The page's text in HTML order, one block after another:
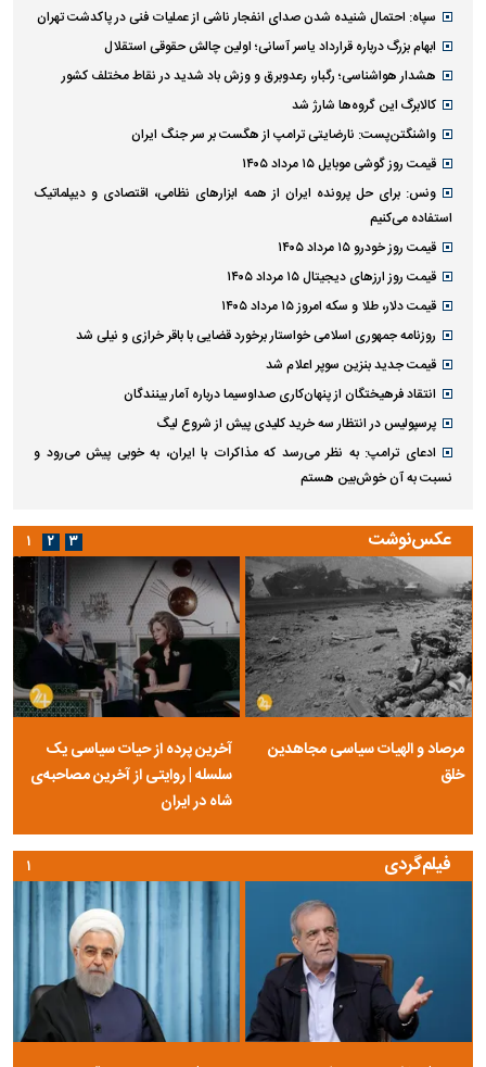
سپاه: احتمال شنیده شدن صدای انفجار ناشی از عملیات فنی در پاکدشت تهران
ابهام بزرگ درباره قرارداد یاسر آسانی؛ اولین چالش حقوقی استقلال
هشدار هواشناسی؛ رگبار، رعدوبرق و وزش باد شدید در نقاط مختلف کشور
کالابرگ این گروه‌ها شارژ شد
واشنگتن‌پست: نارضایتی ترامپ از هگست بر سر جنگ ایران
قیمت روز گوشی موبایل ۱۵ مرداد ۱۴۰۵
ونس: برای حل پرونده ایران از همه ابزارهای نظامی، اقتصادی و دیپلماتیک
استفاده می‌کنیم
قیمت روز خودرو ۱۵ مرداد ۱۴۰۵
قیمت روز ارز‌های دیجیتال ۱۵ مرداد ۱۴۰۵
قیمت دلار، طلا و سکه امروز ۱۵ مرداد ۱۴۰۵
روزنامه جمهوری اسلامی خواستار برخورد قضایی با باقر خرازی و نیلی شد
قیمت جدید بنزین سوپر اعلام شد
انتقاد فرهیختگان از پنهان‌کاری صداوسیما درباره آمار بینندگان
پرسپولیس در انتظار سه خرید کلیدی پیش از شروع لیگ
ادعای ترامپ: به نظر می‌رسد که مذاکرات با ایران، به خوبی پیش می‌رود و
نسبت به آن خوش‌بین هستم
عکس‌نوشت
مرصاد و الهیات سیاسی مجاهدین
خلق
آخرین پرده از حیات سیاسی یک
سلسله | روایتی از آخرین مصاحبه‌ی
شاه در ایران
۱ ۲ ۳
فیلم‌گردی ۱